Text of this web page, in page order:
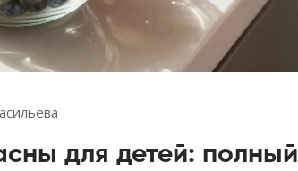
для детей: полный